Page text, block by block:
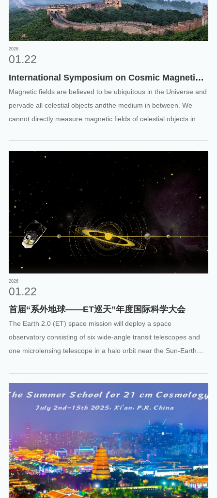
2026
01.22
International Symposium on Cosmic Magnetic
Fields
Magnetic fields are believed to be ubiquitous in the Universe and
pervade all celestial objects andthe medium in between. We
cannot directly measure magnetic fields of celestial objects in
observe radiation from planets, stars, galaxies, clusters of
galaxies,and the cosmic microwave background (CMB) and
diagnose magnetic fields by looking at magneticeffects on the
gener
2026
01.22
首届“系外地球——ET巡天”年度国际科学大会
The Earth 2.0 (ET) space mission will deploy a space
observatory consisting of six wide-angle transit telescopes and
one microlensing telescope in a halo orbit near the Sun-Earth
exoplanets orbiting solar-type stars, measure their occurrence
rate, and conduct a comprehensive population census of both
terrestrial and free-floating planets. This will help reveal the
origins of